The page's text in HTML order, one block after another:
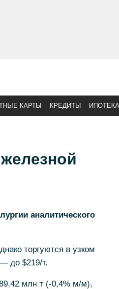
КАРТЫ КРЕДИТЫ ИПОТЕКА
аналитического
торгуются в узком
до $219/т.
млн т (-0,4% м/м),